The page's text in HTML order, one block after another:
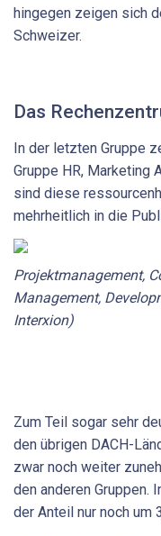
hingegen zeigen sich
Schweizer.
Das
In der letzten Gruppe
Gruppe HR, Marketing
sind diese
mehrheitlich in die
Projektmanagement,
Management,
Interxion)
Zum Teil sogar sehr
den übrigen DACH-
zwar noch weiter
den anderen Gruppen.
der Anteil nur noch um